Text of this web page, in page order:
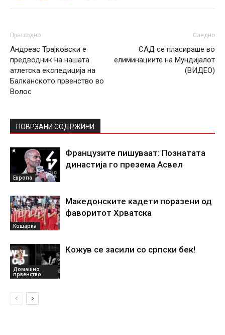
Претходно
Андреас Трајковски е
предводник на нашата
атлетска експедиција на
Балканското првенство во
Волос
Следно
САД се пласираше во
елиминациите на Мундијалот
(ВИДЕО)
ПОВРЗАНИ СОДРЖИНИ
Европа
Французите пишуваат: Познатата
династија го презема Асвел
Кошарка
Македонските кадети поразени од
фаворитот Хрватска
Домашно
првенство
Кожув се засили со српски бек!